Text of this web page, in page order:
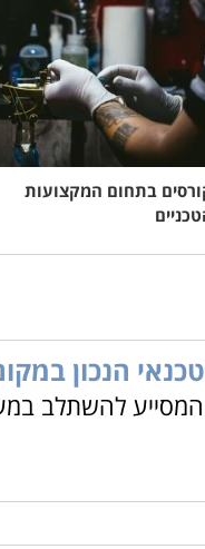
בתחום המקצועות
הנכון
להשתלב